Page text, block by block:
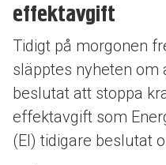
effektavgift
Tidigt på morgonen
släpptes nyheten om
beslutat att stoppa
effektavgift som
(EI) tidigare beslutat